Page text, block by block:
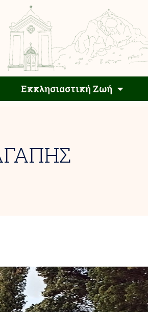
Εκκλησιαστική Ζωή
Εκκλησιαστική